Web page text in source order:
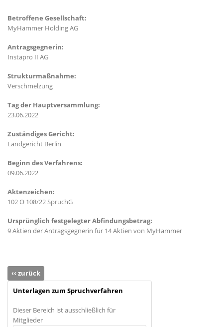
Betroffene Gesellschaft:
MyHammer Holding AG
Antragsgegnerin:
Instapro II AG
Strukturmaßnahme:
Verschmelzung
Tag der Hauptversammlung:
23.06.2022
Zuständiges Gericht:
Landgericht Berlin
Beginn des Verfahrens:
09.06.2022
Aktenzeichen:
102 O 108/22 SpruchG
Ursprünglich festgelegter Abfindungsbetrag:
9 Aktien der Antragsgegnerin für 14 Aktien von MyHammer
‹‹ zurück
Unterlagen zum Spruchverfahren
Dieser Bereich ist ausschließlich für
Mitglieder